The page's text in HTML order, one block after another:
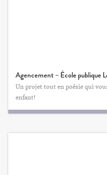
Agencement – École publique
Un projet tout en poésie qui
enfant!